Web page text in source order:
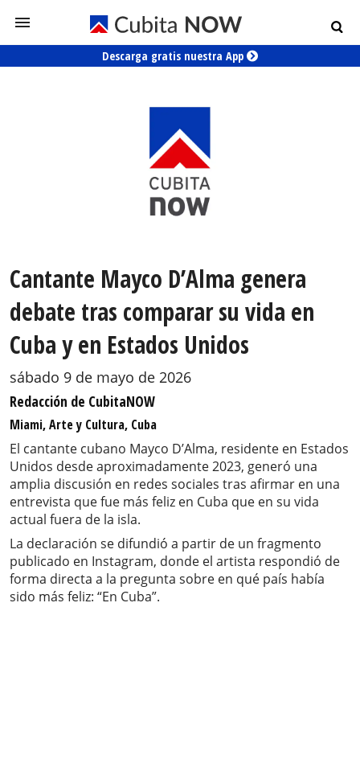
Descarga gratis nuestra App
Cantante Mayco D’Alma genera
debate tras comparar su vida en
Cuba y en Estados Unidos
sábado 9 de mayo de 2026
Redacción de CubitaNOW
Miami, Arte y Cultura, Cuba
El cantante cubano Mayco D’Alma, residente en Estados
Unidos desde aproximadamente 2023, generó una
amplia discusión en redes sociales tras afirmar en una
entrevista que fue más feliz en Cuba que en su vida
actual fuera de la isla.
La declaración se difundió a partir de un fragmento
publicado en Instagram, donde el artista respondió de
forma directa a la pregunta sobre en qué país había
sido más feliz: “En Cuba”.